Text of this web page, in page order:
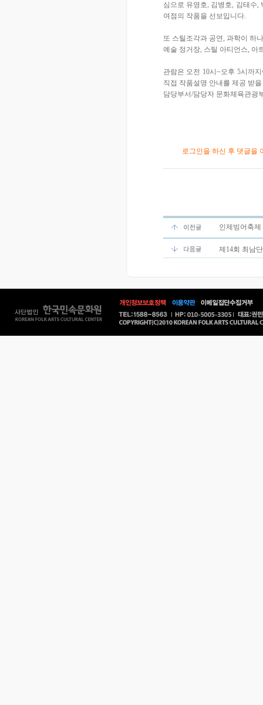
심으로 유영호, 김병호, 김태수,
여점의 작품을 선보입니다.
또 스틸조각과 공연, 과학이 하
예술 정거장, 스틸 아티언스, 아
관람은 오전 10시~오후 5시까
직접 작품설명 안내를 제공 받
담당부서/담당자 문화체육관광
로그인을 하신 후 댓글을
인제빙어축제
제14회 최남